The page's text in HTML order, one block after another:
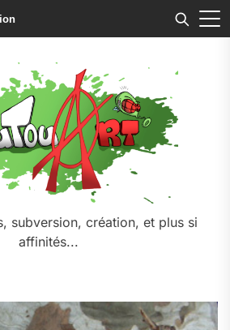
subversion, création, et plus si
affinités...